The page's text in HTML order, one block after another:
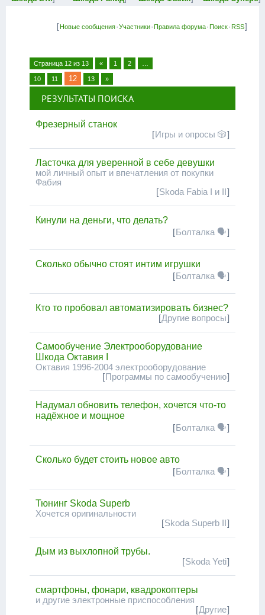
[Новые сообщения·Участники·Правила форума·Поиск·RSS]
Страница 12 из 13 « 1 2
10 11 12 13 »
РЕЗУЛЬТАТЫ ПОИСКА
Фрезерный станок
[Игры и опросы 🎲]
Ласточка для уверенной в себе девушки
мой личный опыт и впечатления от покупки
Фабия
[Skoda Fabia I и II ]
Кинули на деньги, что делать?
[Болталка 🗣]
Сколько обычно стоят интим игрушки
[Болталка 🗣]
Кто то пробовал автоматизировать бизнес?
[Другие вопросы]
Самообучение Электрооборудование
Шкода Октавия I
Октавия 1996-2004 электрооборудование
[Программы по самообучению]
Надумал обновить телефон, хочется что-то
надёжное и мощное
[Болталка 🗣]
Сколько будет стоить новое авто
[Болталка 🗣]
Тюнинг Skoda Superb
Хочется оригинальности
[Skoda Superb II ]
Дым из выхлопной трубы.
[Skoda Yeti]
смартфоны, фонари, квадрокоптеры
и другие электронные приспособления
[Другие]